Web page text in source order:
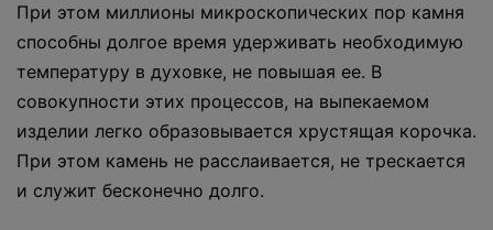
При этом миллионы микроскопических пор камня
способны долгое время удерживать необходимую
температуру в духовке, не повышая ее. В
совокупности этих процессов, на выпекаемом
изделии легко образовывается хрустящая корочка.
При этом камень не расслаивается, не трескается
и служит бесконечно долго.